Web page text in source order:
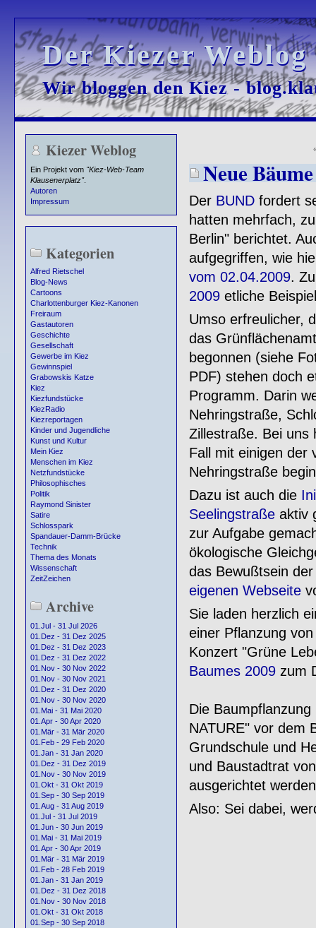
Der Kiezer
Der Kiezer
Wir bloggen den Kiez -
Wir bloggen den Kiez -
Kiezer Weblog
Ein Projekt vom "Kiez-Web-Team
Klausenerplatz".
Autoren
Impressum
Kategorien
Alfred Rietschel
Blog-News
Cartoons
Charlottenburger Kiez-Kanonen
Freiraum
Gastautoren
Geschichte
Gesellschaft
Gewerbe im Kiez
Gewinnspiel
Grabowskis Katze
Kiez
Kiezfundstücke
KiezRadio
Kiezreportagen
Kinder und Jugendliche
Kunst und Kultur
Mein Kiez
Menschen im Kiez
Netzfundstücke
Philosophisches
Politik
Raymond Sinister
Satire
Schlosspark
Spandauer-Damm-Brücke
Technik
Thema des Monats
Wissenschaft
ZeitZeichen
Archive
01.Jul - 31 Jul 2026
01.Dez - 31 Dez 2025
01.Dez - 31 Dez 2023
01.Dez - 31 Dez 2022
01.Nov - 30 Nov 2022
01.Nov - 30 Nov 2021
01.Dez - 31 Dez 2020
01.Nov - 30 Nov 2020
01.Mai - 31 Mai 2020
01.Apr - 30 Apr 2020
01.Mär - 31 Mär 2020
01.Feb - 29 Feb 2020
01.Jan - 31 Jan 2020
01.Dez - 31 Dez 2019
01.Nov - 30 Nov 2019
01.Okt - 31 Okt 2019
01.Sep - 30 Sep 2019
01.Aug - 31 Aug 2019
01.Jul - 31 Jul 2019
01.Jun - 30 Jun 2019
01.Mai - 31 Mai 2019
01.Apr - 30 Apr 2019
01.Mär - 31 Mär 2019
01.Feb - 28 Feb 2019
01.Jan - 31 Jan 2019
01.Dez - 31 Dez 2018
01.Nov - 30 Nov 2018
01.Okt - 31 Okt 2018
01.Sep - 30 Sep 2018
Neue
Der BUNDfordert
hatten mehrfach,
Berlin" berichtet.
aufgegriffen, wie
vom 02.04.2009.
2009etliche
Umso erfreulicher,
das
begonnen (siehe
PDF) stehen doch
Programm. Darin
Nehringstraße,
Zillestraße. Bei uns
Fall mit einigen der
Nehringstraße
Dazu ist auch die
Seelingstraßeaktiv
zur Aufgabe
ökologische
das Bewußtsein
eigenen Webseite
Sie laden herzlich
einer Pflanzung
Konzert "Grüne
Baumes 2009zum
Die
NATURE" vor dem
Grundschule und
und Baustadtrat
ausgerichtet
Also: Sei dabei,